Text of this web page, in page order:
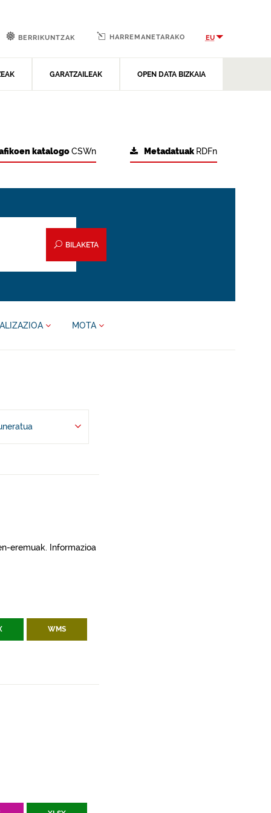
GARATZAILEAK OPEN DATA BIZKAIA
BERRIKUNTZAK HARREMANETARAKO EU
Metadatuak RDFn
katalogoCSWn
BILAKETA
MOTA
eremuak. Informazioa
WMS